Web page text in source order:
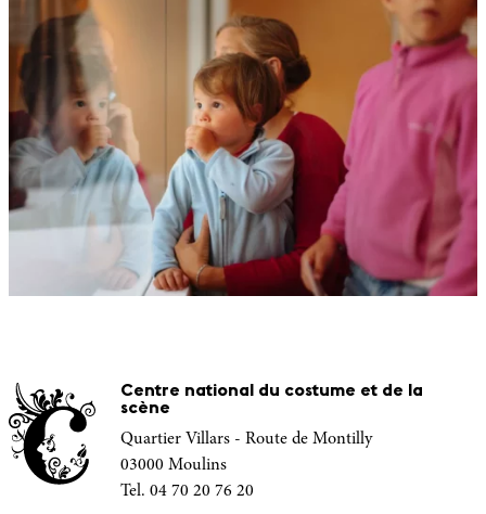
Centre national du costume et de la
scène
Quartier Villars - Route de Montilly
03000 Moulins
Tel. 04 70 20 76 20